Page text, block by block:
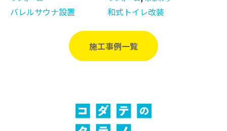
バレルサウナ設置 和式トイレ改装
施工事例一覧